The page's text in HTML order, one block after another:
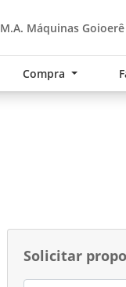
M.A. Máquinas Goioerê
Compra
Solicitar